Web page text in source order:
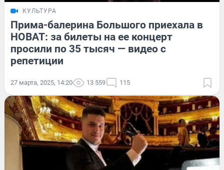
КУЛЬТУРА
Прима-балерина Большого приехала в
НОВАТ: за билеты на ее концерт
просили по 35 тысяч — видео с
репетиции
27 марта, 2025, 14:20 13 559 115